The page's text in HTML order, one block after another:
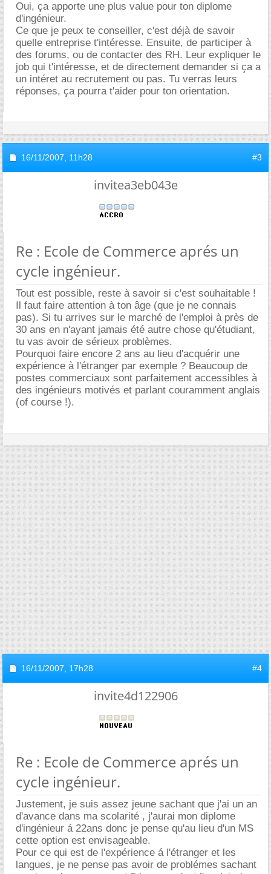
Oui, ça apporte une plus value pour ton diplome
d'ingénieur.
Ce que je peux te conseiller, c'est déjà de savoir
quelle entreprise t'intéresse. Ensuite, de participer à
des forums, ou de contacter des RH. Leur expliquer le
job qui t'intéresse, et de directement demander si ça a
un intéret au recrutement ou pas. Tu verras leurs
réponses, ça pourra t'aider pour ton orientation.
16/11/2007, 11h28 #3
invitea3eb043e
Re : Ecole de Commerce aprés un
cycle ingénieur.
Tout est possible, reste à savoir si c'est souhaitable !
Il faut faire attention à ton âge (que je ne connais
pas). Si tu arrives sur le marché de l'emploi à près de
30 ans en n'ayant jamais été autre chose qu'étudiant,
tu vas avoir de sérieux problèmes.
Pourquoi faire encore 2 ans au lieu d'acquérir une
expérience à l'étranger par exemple ? Beaucoup de
postes commerciaux sont parfaitement accessibles à
des ingénieurs motivés et parlant couramment anglais
(of course !).
16/11/2007, 17h28 #4
invite4d122906
Re : Ecole de Commerce aprés un
cycle ingénieur.
Justement, je suis assez jeune sachant que j'ai un an
d'avance dans ma scolarité , j'aurai mon diplome
d'ingénieur á 22ans donc je pense qu'au lieu d'un MS
cette option est envisageable.
Pour ce qui est de l'expérience á l'étranger et les
langues, je ne pense pas avoir de problémes sachant